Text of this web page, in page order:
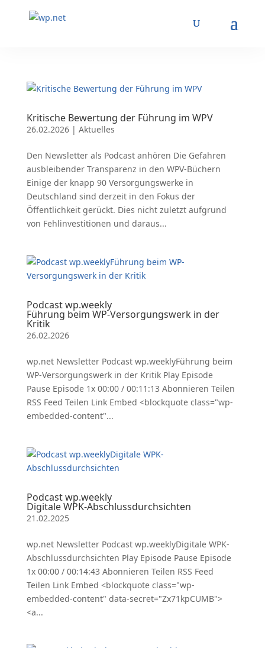
Kritische Bewertung der Führung im WPV
26.02.2026| Aktuelles
Den Newsletter als Podcast anhören Die Gefahren
ausbleibender Transparenz in den WPV-Büchern
Einige der knapp 90 Versorgungswerke in
Deutschland sind derzeit in den Fokus der
Öffentlichkeit gerückt. Dies nicht zuletzt aufgrund
von Fehlinvestitionen und daraus...
Podcast wp.weekly
Führung beim WP-Versorgungswerk in der
Kritik
26.02.2026
wp.net Newsletter Podcast wp.weeklyFührung beim
WP-Versorgungswerk in der Kritik Play Episode
Pause Episode 1x 00:00 / 00:11:13 Abonnieren Teilen
RSS Feed Teilen Link Embed <blockquote class="wp-
embedded-content"...
Podcast wp.weekly
Digitale WPK-Abschlussdurchsichten
21.02.2025
wp.net Newsletter Podcast wp.weeklyDigitale WPK-
Abschlussdurchsichten Play Episode Pause Episode
1x 00:00 / 00:14:43 Abonnieren Teilen RSS Feed
Teilen Link Embed <blockquote class="wp-
embedded-content" data-secret="Zx71kpCUMB">
<a...